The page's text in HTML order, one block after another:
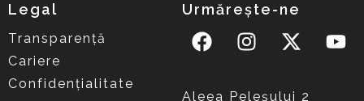
Legal
Transparență
Cariere
Confidențialitate
Urmărește-ne
Aleea Peleşului 2